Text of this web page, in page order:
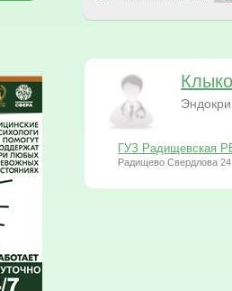
ГУЗ Радищевская
Радищево Свердлова 24